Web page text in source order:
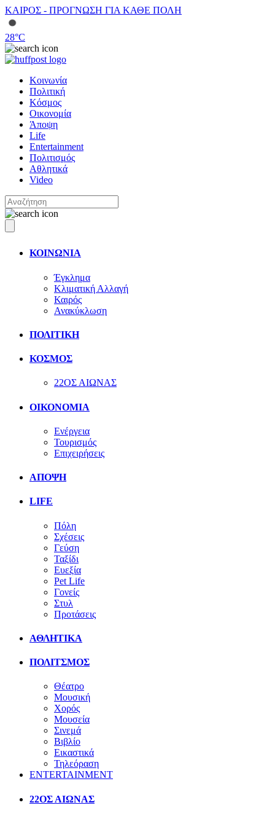
ΚΑΙΡΟΣ - ΠΡΟΓΝΩΣΗ ΓΙΑ ΚΑΘΕ ΠΟΛΗ
28°C
Κοινωνία
Πολιτική
Κόσμος
Οικονομία
Άποψη
Life
Entertainment
Πολιτισμός
Αθλητικά
Video
ΚΟΙΝΩΝΙΑ
Έγκλημα
Κλιματική Αλλαγή
Καιρός
Ανακύκλωση
ΠΟΛΙΤΙΚΗ
ΚΟΣΜΟΣ
22ΟΣ ΑΙΩΝΑΣ
ΟΙΚΟΝΟΜΙΑ
Ενέργεια
Τουρισμός
Επιχειρήσεις
ΑΠΟΨΗ
LIFE
Πόλη
Σχέσεις
Γεύση
Ταξίδι
Ευεξία
Pet Life
Γονείς
Στυλ
Προτάσεις
ΑΘΛΗΤΙΚΑ
ΠΟΛΙΤΣΜΟΣ
Θέατρο
Μουσική
Χορός
Μουσεία
Σινεμά
Βιβλίο
Εικαστικά
Τηλεόραση
ENTERTAINMENT
22ΟΣ ΑΙΩΝΑΣ